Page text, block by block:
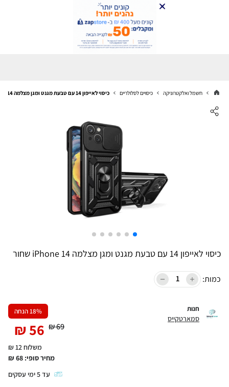
חשמל ואלקטרוניקה כיסויים לסלולריים כיסוי לאייפון 14 עם טבעת מגנט ומגן מצלמה iPhone 14 שחור
כיסוי לאייפון 14 עם טבעת מגנט ומגן מצלמה iPhone 14 שחור
כמות:
חנות
סמארטקייס
18% הנחה
69
₪
56
₪
משלוח 12 ₪
מחיר סופי: 68
₪
עד5ימי עסקים